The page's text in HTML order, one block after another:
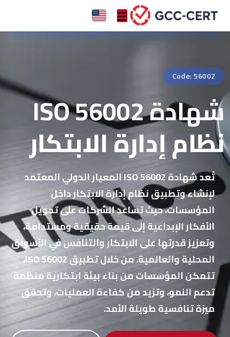
Code: 56002
شهادة ISO 56002
نظام إدارة الابتكار
تُعد شهادة ISO 56002 المعيار الدولي المعتمد
لإنشاء وتطبيق نظام إدارة الابتكار داخل
المؤسسات، حيث تساعد الشركات على تحويل
الأفكار الإبداعية إلى قيمة حقيقية ومستدامة،
وتعزيز قدرتها على الابتكار والتنافس في الأسواق
المحلية والعالمية. من خلال تطبيق ISO 56002،
تتمكن المؤسسات من بناء بيئة ابتكارية منظمة
تدعم النمو، وتزيد من كفاءة العمليات، وتحقق
ميزة تنافسية طويلة الأمد.